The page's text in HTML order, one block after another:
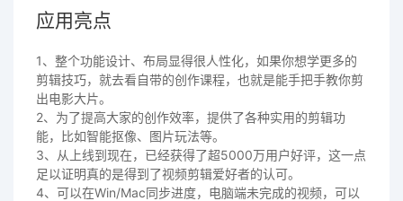
应用亮点
1、整个功能设计、布局显得很人性化，如果你想学更多的
剪辑技巧，就去看自带的创作课程，也就是能手把手教你剪
出电影大片。
2、为了提高大家的创作效率，提供了各种实用的剪辑功
能，比如智能抠像、图片玩法等。
3、从上线到现在，已经获得了超5000万用户好评，这一点
足以证明真的是得到了视频剪辑爱好者的认可。
4、可以在Win/Mac同步进度，电脑端未完成的视频，可以